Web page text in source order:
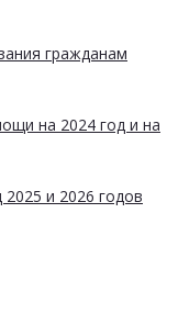
гражданам
на 2024 год и на
и 2026 годов